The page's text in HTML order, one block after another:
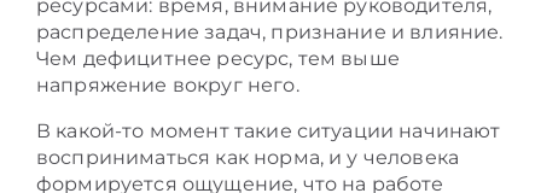
ресурсами: время, внимание руководителя,
распределение задач, признание и влияние.
Чем дефицитнее ресурс, тем выше
напряжение вокруг него.
В какой-то момент такие ситуации начинают
восприниматься как норма, и у человека
формируется ощущение, что на работе